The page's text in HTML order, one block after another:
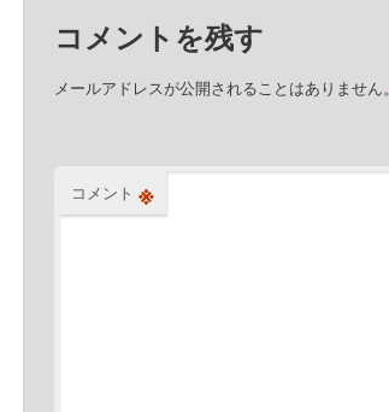
コメントを残す
メールアドレスが公開されることはありません。
コメント ※